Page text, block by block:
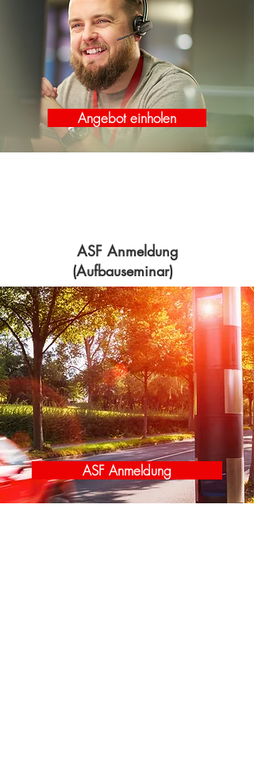
Angebot einholen
ASF Anmeldung
(Aufbauseminar)
ASF Anmeldung